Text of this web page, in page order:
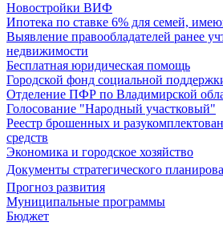
Новостройки ВИФ
Ипотека по ставке 6% для семей,
Выявление правообладателей ранее
недвижимости
Бесплатная юридическая помощь
Городской фонд социальной
Отделение ПФР по Владимирской
Голосование "Народный участковый"
Реестр брошенных и
средств
Экономика и городское хозяйство
Документы стратегического
Прогноз развития
Муниципальные программы
Бюджет